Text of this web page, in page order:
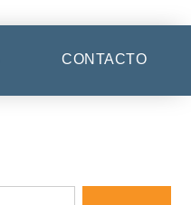
CONTACTO